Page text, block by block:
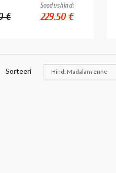
€
Soodushind:
229.50 €
Sorteeri Hind: Madalam enne